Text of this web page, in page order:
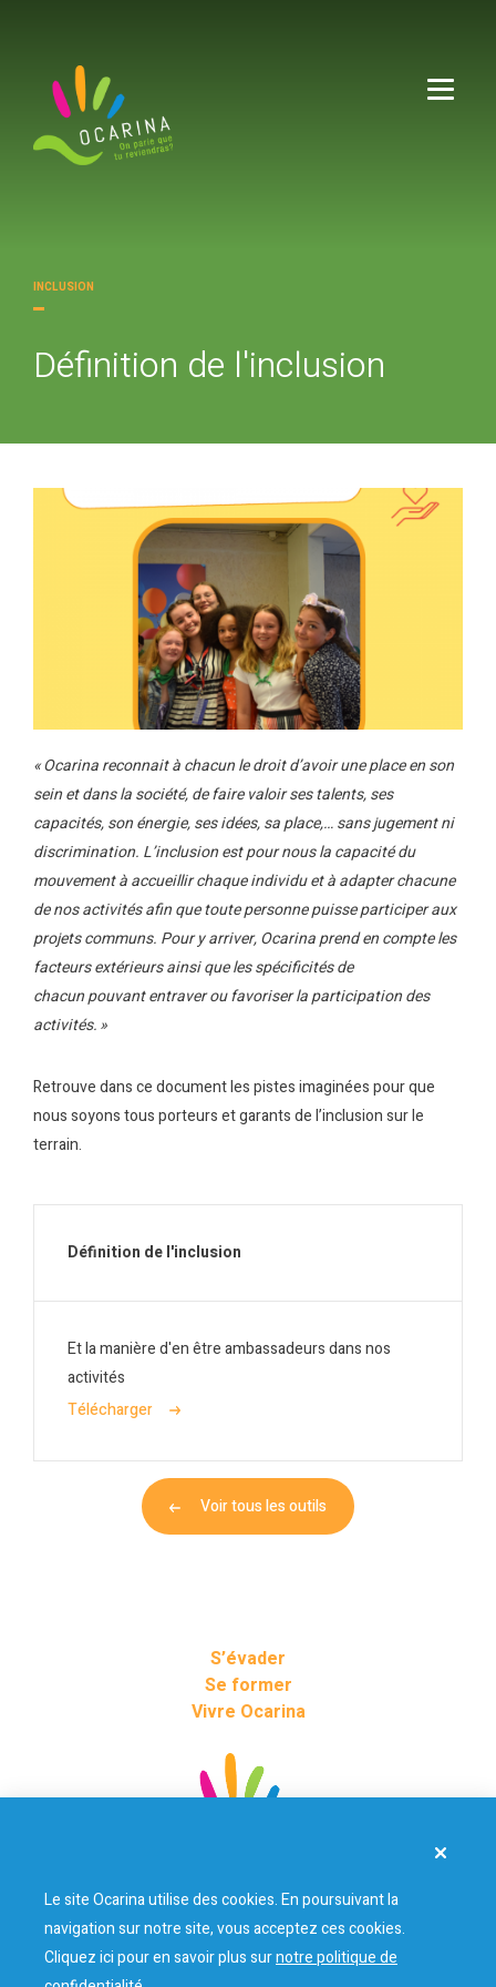
INCLUSION
Définition de l'inclusion
« Ocarina reconnait à chacun le droit d’avoir une place en son
sein et dans la société, de faire valoir ses talents, ses
capacités, son énergie, ses idées, sa place,… sans jugement ni
discrimination. L’inclusion est pour nous la capacité du
mouvement à accueillir chaque individu et à adapter chacune
de nos activités afin que toute personne puisse participer aux
projets communs. Pour y arriver, Ocarina prend en compte les
facteurs extérieurs ainsi que les spécificités de
chacun pouvant entraver ou favoriser la participation des
activités. »​
Retrouve dans ce document les pistes imaginées pour que
nous soyons tous porteurs et garants de l’inclusion sur le
terrain.
Définition de l'inclusion
Et la manière d'en être ambassadeurs dans nos
activités
Télécharger
Voir tous les outils
S’évader
Se former
Vivre Ocarina
Nos partenaires
Le site Ocarina utilise des cookies. En poursuivant la
navigation sur notre site, vous acceptez ces cookies.
Cliquez ici pour en savoir plus surnotre politique de